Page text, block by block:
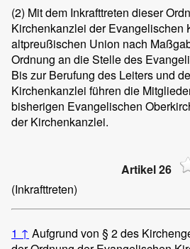
(2) Mit dem Inkrafttreten dieser
Kirchenkanzlei der Evangelischen
altpreußischen Union nach
Ordnung an die Stelle des
Bis zur Berufung des Leiters und
Kirchenkanzlei führen die
bisherigen Evangelischen
der Kirchenkanzlei.
Artikel 26
(Inkrafttreten)
1 ↑ Aufgrund von § 2 des